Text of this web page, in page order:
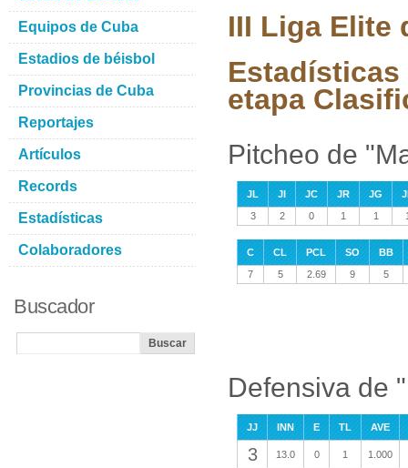
III Liga Elite
Estadísticas
etapa
Pitcheo de
JL JI JC JR JG
3
2 0 1 1
C CL PCL SO
BB
7
5 2.69 9 5
Defensiva de
JJ INN E TL AVE
3 13.0 0 1 1.000
Equipos de Cuba
Estadios de béisbol
Provincias de Cuba
Reportajes
Artículos
Records
Estadísticas
Colaboradores
Buscador